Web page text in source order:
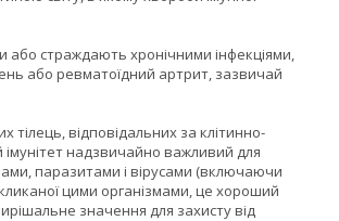
або страждають хронічними інфекціями,
або ревматоїдний артрит, зазвичай
тілець, відповідальних за клітинно-
імунітет надзвичайно важливий для
паразитами і вірусами (включаючи
цими організмами, це хороший
значення для захисту від